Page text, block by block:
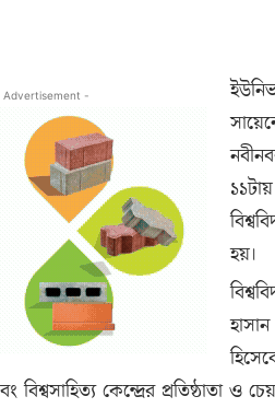
Advertisement -
হয়।
বিশ্বসাহিত্য কেন্দ্রের প্রতিষ্ঠাতা